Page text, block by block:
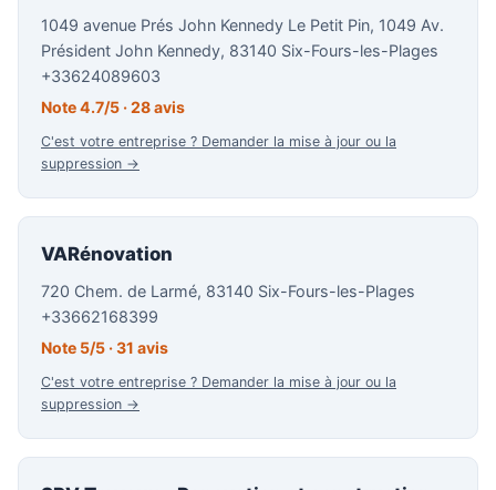
1049 avenue Prés John Kennedy Le Petit Pin, 1049 Av.
Président John Kennedy, 83140 Six-Fours-les-Plages
+33624089603
Note 4.7/5 · 28 avis
C'est votre entreprise ? Demander la mise à jour ou la
suppression →
VARénovation
720 Chem. de Larmé, 83140 Six-Fours-les-Plages
+33662168399
Note 5/5 · 31 avis
C'est votre entreprise ? Demander la mise à jour ou la
suppression →